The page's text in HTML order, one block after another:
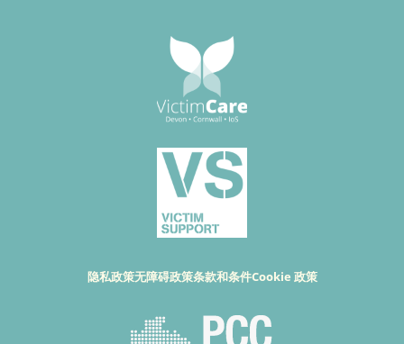
隐私政策无障碍政策条款和条件Cookie 政策